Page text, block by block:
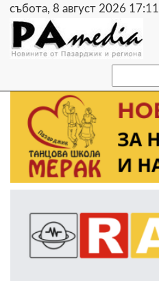
събота, 8 август 2026 17:11